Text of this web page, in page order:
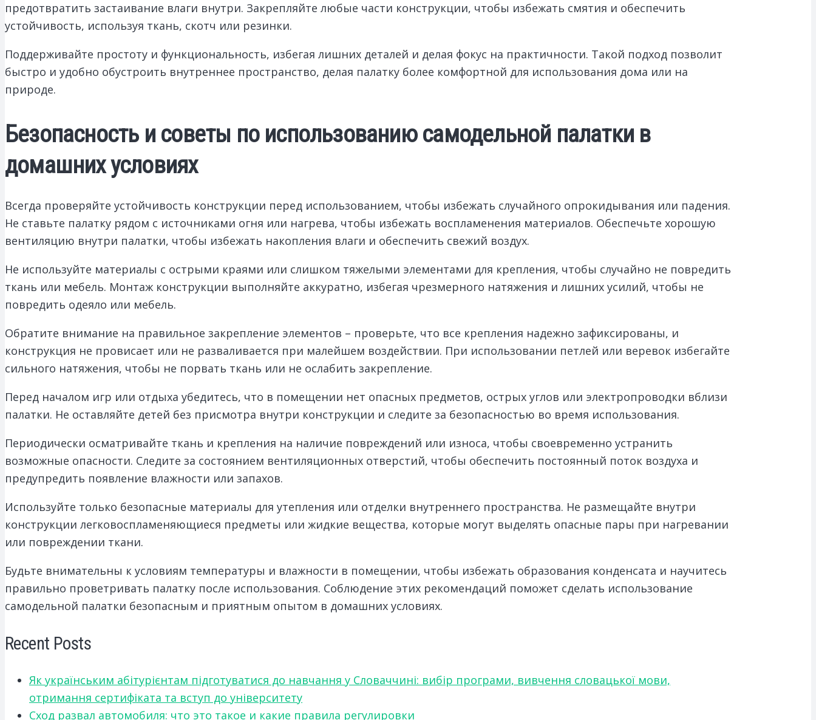
предотвратить застаивание влаги внутри. Закрепляйте любые части конструкции, чтобы избежать смятия и обеспечить
устойчивость, используя ткань, скотч или резинки.
Поддерживайте простоту и функциональность, избегая лишних деталей и делая фокус на практичности. Такой подход позволит
быстро и удобно обустроить внутреннее пространство, делая палатку более комфортной для использования дома или на
природе.
Безопасность и советы по использованию самодельной палатки в
домашних условиях
Всегда проверяйте устойчивость конструкции перед использованием, чтобы избежать случайного опрокидывания или падения.
Не ставьте палатку рядом с источниками огня или нагрева, чтобы избежать воспламенения материалов. Обеспечьте хорошую
вентиляцию внутри палатки, чтобы избежать накопления влаги и обеспечить свежий воздух.
Не используйте материалы с острыми краями или слишком тяжелыми элементами для крепления, чтобы случайно не повредить
ткань или мебель. Монтаж конструкции выполняйте аккуратно, избегая чрезмерного натяжения и лишних усилий, чтобы не
повредить одеяло или мебель.
Обратите внимание на правильное закрепление элементов – проверьте, что все крепления надежно зафиксированы, и
конструкция не провисает или не разваливается при малейшем воздействии. При использовании петлей или веревок избегайте
сильного натяжения, чтобы не порвать ткань или не ослабить закрепление.
Перед началом игр или отдыха убедитесь, что в помещении нет опасных предметов, острых углов или электропроводки вблизи
палатки. Не оставляйте детей без присмотра внутри конструкции и следите за безопасностью во время использования.
Периодически осматривайте ткань и крепления на наличие повреждений или износа, чтобы своевременно устранить
возможные опасности. Следите за состоянием вентиляционных отверстий, чтобы обеспечить постоянный поток воздуха и
предупредить появление влажности или запахов.
Используйте только безопасные материалы для утепления или отделки внутреннего пространства. Не размещайте внутри
конструкции легковоспламеняющиеся предметы или жидкие вещества, которые могут выделять опасные пары при нагревании
или повреждении ткани.
Будьте внимательны к условиям температуры и влажности в помещении, чтобы избежать образования конденсата и научитесь
правильно проветривать палатку после использования. Соблюдение этих рекомендаций поможет сделать использование
самодельной палатки безопасным и приятным опытом в домашних условиях.
Recent Posts
Як українським абітурієнтам підготуватися до навчання у Словаччині: вибір програми, вивчення словацької мови,
отримання сертифіката та вступ до університету
Сход развал автомобиля: что это такое и какие правила регулировки